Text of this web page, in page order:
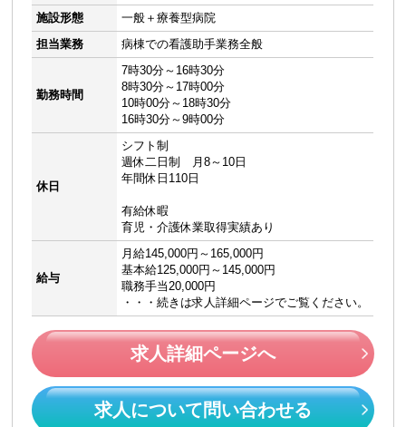
施設形態
一般＋療養型病院
担当業務
病棟での看護助手業務全般
勤務時間
7時30分～16時30分
8時30分～17時00分
10時00分～18時30分
16時30分～9時00分
休日
シフト制
週休二日制 月8～10日
年間休日110日
有給休暇
育児・介護休業取得実績あり
給与
月給145,000円～165,000円
基本給125,000円～145,000円
職務手当20,000円
・・・続きは求人詳細ページでご覧ください。
求人詳細ページへ
求人について問い合わせる